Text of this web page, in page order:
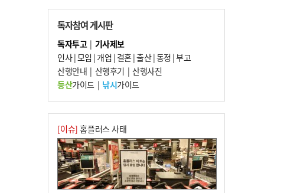
7
오늘의 날씨- 2026년 8월 7일
8
외국인 선원 ‘인신매매 경유지’ 된 부산…
우려가 현실로
9
[사설] 해수부 신청사 북항으로 확정, 해양
수도 도약의 전환점
10 르노 못 타는 부산시장…관용차 규정에 막
힌 지역기업 응원
독자참여 게시판
독자투고| 기사제보
인사|모임 | 개업 | 결혼|출산|동정 |부고
산행안내 | 산행후기 | 산행사진
등산가이드| 낚시가이드
[이슈] 홈플러스 사태